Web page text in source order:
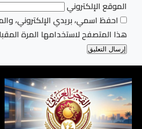
الموقع الإلكتروني
احفظ اسمي، بريدي الإلكتروني،
هذا المتصفح لاستخدامها المرة